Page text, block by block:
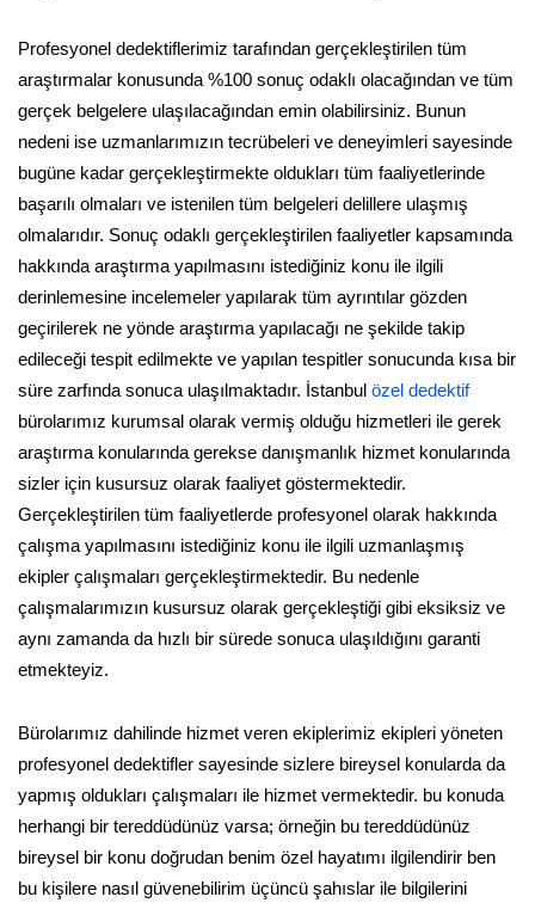
Profesyonel dedektiflerimiz tarafından gerçekleştirilen tüm
araştırmalar konusunda %100 sonuç odaklı olacağından ve tüm
gerçek belgelere ulaşılacağından emin olabilirsiniz. Bunun
nedeni ise uzmanlarımızın tecrübeleri ve deneyimleri sayesinde
bugüne kadar gerçekleştirmekte oldukları tüm faaliyetlerinde
başarılı olmaları ve istenilen tüm belgeleri delillere ulaşmış
olmalarıdır. Sonuç odaklı gerçekleştirilen faaliyetler kapsamında
hakkında araştırma yapılmasını istediğiniz konu ile ilgili
derinlemesine incelemeler yapılarak tüm ayrıntılar gözden
geçirilerek ne yönde araştırma yapılacağı ne şekilde takip
edileceği tespit edilmekte ve yapılan tespitler sonucunda kısa bir
süre zarfında sonuca ulaşılmaktadır. İstanbul özel dedektif
bürolarımız kurumsal olarak vermiş olduğu hizmetleri ile gerek
araştırma konularında gerekse danışmanlık hizmet konularında
sizler için kusursuz olarak faaliyet göstermektedir.
Gerçekleştirilen tüm faaliyetlerde profesyonel olarak hakkında
çalışma yapılmasını istediğiniz konu ile ilgili uzmanlaşmış
ekipler çalışmaları gerçekleştirmektedir. Bu nedenle
çalışmalarımızın kusursuz olarak gerçekleştiği gibi eksiksiz ve
aynı zamanda da hızlı bir sürede sonuca ulaşıldığını garanti
etmekteyiz.
Bürolarımız dahilinde hizmet veren ekiplerimiz ekipleri yöneten
profesyonel dedektifler sayesinde sizlere bireysel konularda da
yapmış oldukları çalışmaları ile hizmet vermektedir. bu konuda
herhangi bir tereddüdünüz varsa; örneğin bu tereddüdünüz
bireysel bir konu doğrudan benim özel hayatımı ilgilendirir ben
bu kişilere nasıl güvenebilirim üçüncü şahıslar ile bilgilerini